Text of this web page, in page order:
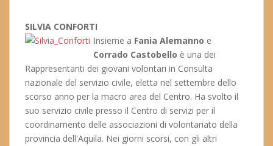
SILVIA CONFORTI
Insieme a Fania Alemanno e
Corrado Castobello è una dei
Rappresentanti dei giovani volontari in Consulta
nazionale del servizio civile, eletta nel settembre dello
scorso anno per la macro area del Centro. Ha svolto il
suo servizio civile presso il Centro di servizi per il
coordinamento delle associazioni di volontariato della
provincia dell'Aquila. Nei giorni scorsi, con gli altri